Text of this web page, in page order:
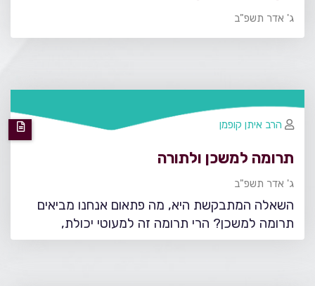
ג' אדר תשפ"ב
תרומה למשכן ולתורה
ג' אדר תשפ"ב
השאלה המתבקשת היא, מה פתאום אנחנו מביאים
תרומה למשכן? הרי תרומה זה למעוטי יכולת,
הרב איתן קופמן